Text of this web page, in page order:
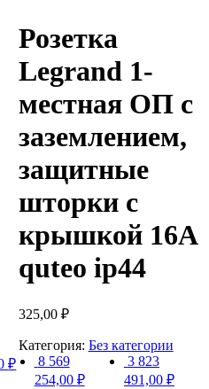
Розетка
Legrand 1-
местная ОП с
заземлением,
защитные
шторки с
крышкой 16А
quteo ip44
325,00 ₽
Категория: Без категории
₽
8 569
254,00 ₽
3 823
491,00 ₽